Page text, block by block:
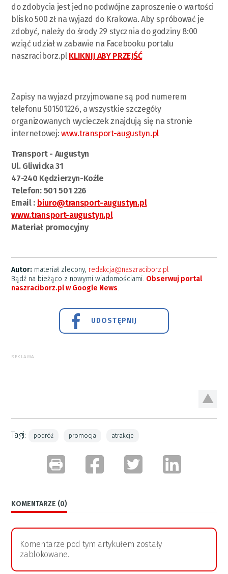
do zdobycia jest jedno podwójne zaproszenie o wartości
blisko 500 zł na wyjazd do Krakowa. Aby spróbować je
zdobyć, należy do środy 29 stycznia do godziny 8:00
wziąć udział w zabawie na Facebooku portalu
naszraciborz.pl KLIKNIJ ABY PRZEJŚĆ
Zapisy na wyjazd przyjmowane są pod numerem
telefonu 501501226, a wszystkie szczegóły
organizowanych wycieczek znajdują się na stronie
internetowej: www.transport-augustyn.pl
Transport - Augustyn
Ul. Gliwicka 31
47-240 Kędzierzyn-Koźle
Telefon: 501 501 226
Email : biuro@transport-augustyn.pl
www.transport-augustyn.pl
Materiał promocyjny
Autor: materiał zlecony, redakcja@naszraciborz.pl
Bądź na bieżąco z nowymi wiadomościami. Obserwuj portal
naszraciborz.pl w Google News.
UDOSTĘPNIJ
REKLAMA
Tagi: podróż promocja atrakcje
KOMENTARZE (0)
Komentarze pod tym artykułem zostały
zablokowane.